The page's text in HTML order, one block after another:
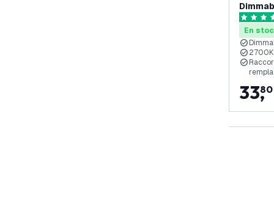
Noir
5 étoiles
En
33,
80